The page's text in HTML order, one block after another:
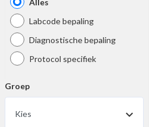
Labcode bepaling
Diagnostische bepaling
Protocol specifiek
Groep
Kies